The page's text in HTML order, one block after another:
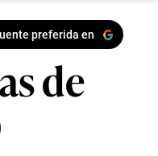
preferida en
de